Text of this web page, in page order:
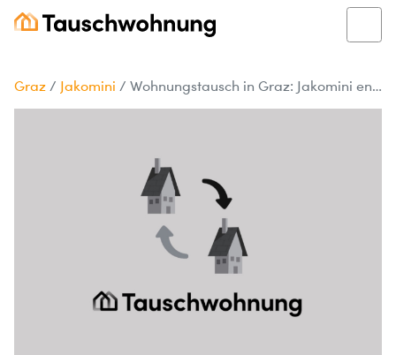
Graz / Jakomini / Wohnungstausch in Graz: Jakomini entdecken